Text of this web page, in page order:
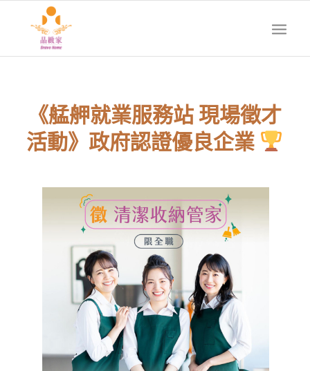
《艋舺就業服務站 現場徵才
活動》政府認證優良企業